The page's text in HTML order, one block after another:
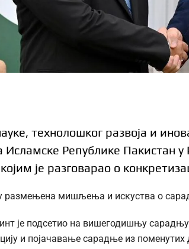
технолошког развоја и
Исламске Републике Пакистан
је разговарао о
размењена мишљења и искуства о
је подсетио на вишегодишњу
и појачавање сарадње из поменутих